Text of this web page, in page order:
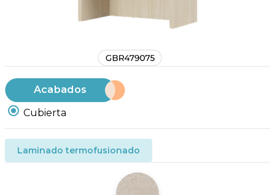
Acabados
Cubierta
Laminado termofusionado